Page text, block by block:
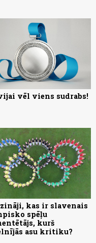
vēl viens sudrabs!
kas ir slavenais
spēļu
kurš
asu kritiku?